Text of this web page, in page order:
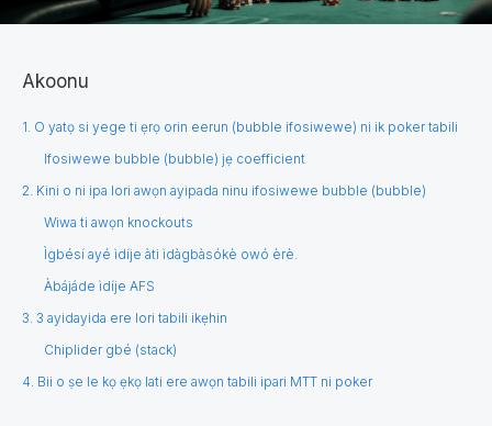
Akoonu
1. O yatọ si yege ti ẹrọ orin eerun (bubble ifosiwewe) ni ik poker tabili
Ifosiwewe bubble (bubble) jẹ coefficient
2. Kini o ni ipa lori awọn ayipada ninu ifosiwewe bubble (bubble)
Wiwa ti awọn knockouts
Ìgbésí ayé ìdíje àti ìdàgbàsókè owó èrè.
Àbájáde ìdíje AFS
3. 3 ayidayida ere lori tabili ikẹhin
Chiplider gbé (stack)
4. Bii o ṣe le kọ ẹkọ lati ere awọn tabili ipari MTT ni poker